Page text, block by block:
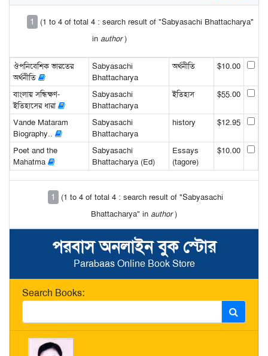
পরবাস অনলাইন বুক স্টোর
Parabaas Online Book Store
Search Books:
1
(1 to 4 of total 4 : search result of "Sabyasachi Bhattacharya"
in author)
ঔপনিবেশিক ভারতের
অর্থনীতি
Sabyasachi
Bhattacharya
অর্থনীতি $10.00
বাংলায় সন্ধিক্ষণ-
ইতিহাসের ধারা
Sabyasachi
Bhattacharya
ইতিহাস $55.00
Vande Mataram
Biography..
Sabyasachi
Bhattacharya
history $12.95
Poet and the
Mahatma
Sabyasachi
Bhattacharya (Ed)
Essays
(tagore)
$10.00
1
(1 to 4 of total 4 : search result of "Sabyasachi
Bhattacharya" in author)